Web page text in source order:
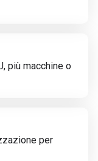
più macchine o
per